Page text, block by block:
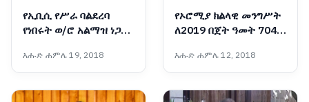
የኢቢሲ የሥራ ባልደረባ
የነበሩት ወ/ሮ አልማዝ ነጋሽ
እሑድ ሐምሌ 19, 2018
የኦሮሚያ ክልላዊ መንግሥት
ለ2019 በጀት ዓመት 704
እሑድ ሐምሌ 12, 2018